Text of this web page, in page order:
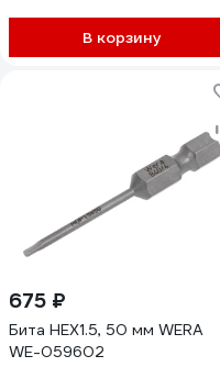
В корзину
675 ₽
Бита НЕХ1.5, 50 мм WERA
WE-059602